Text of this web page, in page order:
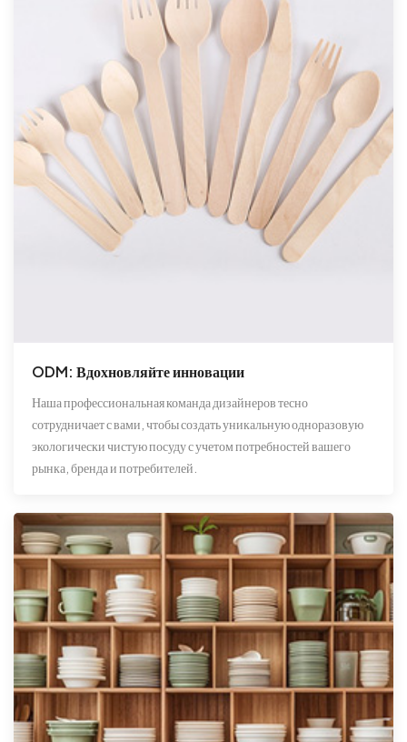
ODM: Вдохновляйте инновации
Наша профессиональная команда дизайнеров тесно
сотрудничает с вами, чтобы создать уникальную одноразовую
экологически чистую посуду с учетом потребностей вашего
рынка, бренда и потребителей.